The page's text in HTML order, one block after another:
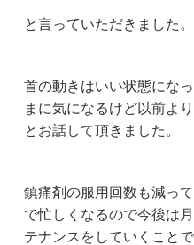
と言っていただきました。
首の動きはいい状態にな
まに気になるけど以前よ
とお話して頂きました。
鎮痛剤の服用回数も減っ
で忙しくなるので今後は
テナンスをしていくこと